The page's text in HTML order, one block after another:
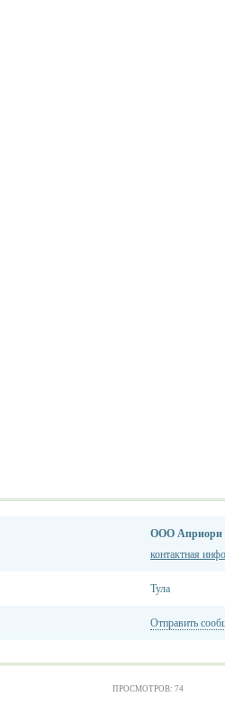
ООО Априори
контактная
Тула
Отправить
ПРОСМОТРОВ: 74